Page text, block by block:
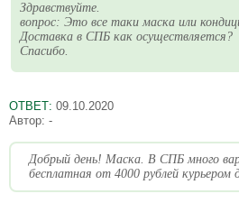
Здравствуйте.
вопрос: Это все таки маска или
Доставка в СПБ как осуществляется?
Спасибо.
ОТВЕТ: 09.10.2020
Автор: -
Добрый день! Маска. В СПБ много
бесплатная от 4000 рублей курьером